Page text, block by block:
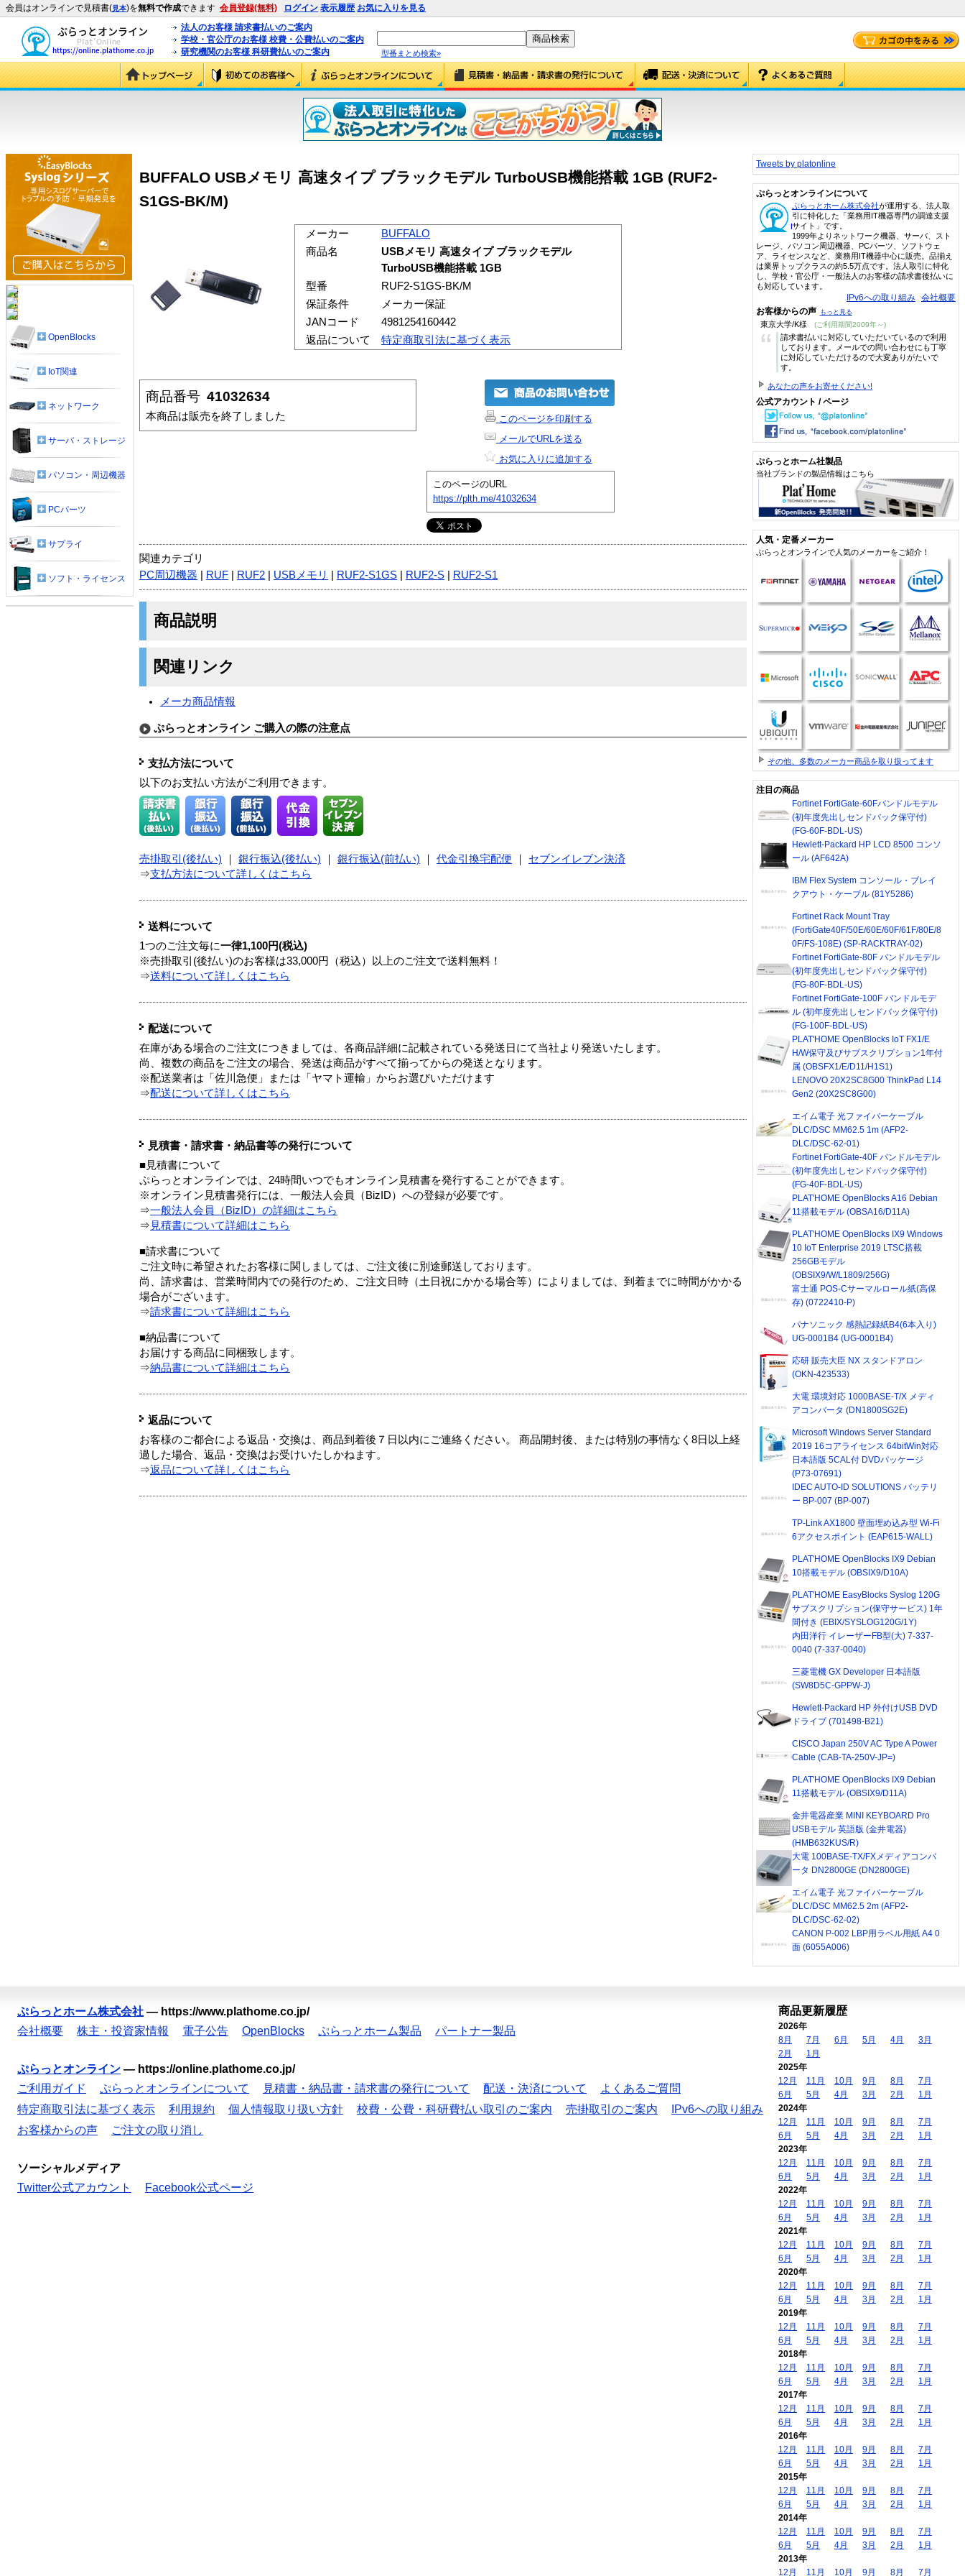
会員はオンラインで見積書(見本)を無料で作成できます 会員登録(無料) ログイン 表示履歴 お気に入りを見る
法人のお客様 請求書払いのご案内
学校・官公庁のお客様 校費・公費払いのご案内
研究機関のお客様 科研費払いのご案内
型番まとめ検索»
BUFFALO USBメモリ 高速タイプ ブラックモデル TurboUSB機能搭載 1GB (RUF2-
S1GS-BK/M)
メーカー
BUFFALO
商品名
USBメモリ 高速タイプ ブラックモデル
TurboUSB機能搭載 1GB
型番
RUF2-S1GS-BK/M
保証条件
メーカー保証
JANコード
4981254160442
返品について
特定商取引法に基づく表示
商品番号 41032634
本商品は販売を終了しました
このページを印刷する
メールでURLを送る
お気に入りに追加する
このページのURL
https://plth.me/41032634
関連カテゴリ
PC周辺機器
RUF RUF2 USBメモリ RUF2-S1GS RUF2-S RUF2-S1
商品説明
関連リンク
メーカ商品情報
ぷらっとオンライン ご購入の際の注意点
支払方法について
以下のお支払い方法がご利用できます。
売掛取引(後払い) 銀行振込(後払い) 銀行振込(前払い) 代金引換宅配便
セブンイレブン決済
⇒支払方法について詳しくはこちら
送料について
1つのご注文毎に一律1,100円(税込)
※売掛取引(後払い)のお客様は33,000円（税込）以上のご注文で送料無料！
⇒送料について詳しくはこちら
配送について
在庫がある場合のご注文につきましては、各商品詳細に記載されている発送日にて当社より発送いたします。
尚、複数の商品をご注文の場合、発送は商品がすべて揃ってからの発送となります。
※配送業者は「佐川急便」または「ヤマト運輸」からお選びいただけます
⇒配送について詳しくはこちら
見積書・請求書・納品書等の発行について
■見積書について
ぷらっとオンラインでは、24時間いつでもオンライン見積書を発行することができます。
※オンライン見積書発行には、一般法人会員（BizID）への登録が必要です。
⇒一般法人会員（BizID）の詳細はこちら
⇒ 見積書について詳細はこちら
■請求書について
ご注文時に希望されたお客様に関しましては、ご注文後に別途郵送しております。
尚、請求書は、営業時間内での発行のため、ご注文日時（土日祝にかかる場合等）によりましては、到着までに時間がかかる
場合がございます。
⇒請求書について詳細はこちら
■納品書について
お届けする商品に同梱致します。
⇒納品書について詳細はこちら
返品について
お客様のご都合による返品・交換は、商品到着後７日以内にご連絡ください。 商品開封後、または特別の事情なく8日以上経
過した場合、返品・交換はお受けいたしかねます。
⇒返品について詳しくはこちら
OpenBlocks
IoT関連
ネットワーク
サーバ・ストレージ
パソコン・周辺機器
PCパーツ
サプライ
ソフト・ライセンス
Tweets by platonline
ぷらっとオンラインについて
ぷらっとホーム株式会社が運用する、法人取
引に特化した「業務用IT機器専門の調達支援
サイト」です。
1999年よりネットワーク機器、サーバ、スト
レージ、パソコン周辺機器、PCパーツ、ソフトウェ
ア、ライセンスなど、業務用IT機器中心に販売。品揃え
は業界トップクラスの約5.5万点です。法人取引に特化
し、学校・官公庁・一般法人のお客様の請求書後払いに
も対応しています。
IPv6への取り組み 会社概要
お客様からの声 もっと見る
東京大学/K様 (ご利用期間2009年～)
“
請求書払いに対応していただいているので利用
しております。メールでの問い合わせにも丁寧
に対応していただけるので大変ありがたいで
す。
あなたの声をお寄せください!
公式アカウント / ページ
ぷらっとホーム社製品
当社ブランドの製品情報はこちら
人気・定番メーカー
ぷらっとオンラインで人気のメーカーをご紹介！
その他、多数のメーカー商品を取り扱ってます
注目の商品
Fortinet FortiGate-60Fバンドルモデル
(初年度先出しセンドバック保守付)
(FG-60F-BDL-US)
Hewlett-Packard HP LCD 8500 コンソ
ール (AF642A)
IBM Flex System コンソール・ブレイ
クアウト・ケーブル (81Y5286)
Fortinet Rack Mount Tray
(FortiGate40F/50E/60E/60F/61F/80E/8
0F/FS-108E) (SP-RACKTRAY-02)
Fortinet FortiGate-80F バンドルモデル
(初年度先出しセンドバック保守付)
(FG-80F-BDL-US)
Fortinet FortiGate-100F バンドルモデ
ル (初年度先出しセンドバック保守付)
(FG-100F-BDL-US)
PLAT'HOME OpenBlocks IoT FX1/E
H/W保守及びサブスクリプション1年付
属 (OBSFX1/E/D11/H1S1)
LENOVO 20X2SC8G00 ThinkPad L14
Gen2 (20X2SC8G00)
エイム電子 光ファイバーケーブル
DLC/DSC MM62.5 1m (AFP2-
DLC/DSC-62-01)
Fortinet FortiGate-40F バンドルモデル
(初年度先出しセンドバック保守付)
(FG-40F-BDL-US)
PLAT'HOME OpenBlocks A16 Debian
11搭載モデル (OBSA16/D11A)
PLAT'HOME OpenBlocks IX9 Windows
10 IoT Enterprise 2019 LTSC搭載
256GBモデル
(OBSIX9/W/L1809/256G)
富士通 POS-Cサーマルロール紙(高保
存) (0722410-P)
パナソニック 感熱記録紙B4(6本入り)
UG-0001B4 (UG-0001B4)
応研 販売大臣 NX スタンドアロン
(OKN-423533)
大電 環境対応 1000BASE-T/X メディ
アコンバータ (DN1800SG2E)
Microsoft Windows Server Standard
2019 16コアライセンス 64bitWin対応
日本語版 5CAL付 DVDパッケージ
(P73-07691)
IDEC AUTO-ID SOLUTIONS バッテリ
ー BP-007 (BP-007)
TP-Link AX1800 壁面埋め込み型 Wi-Fi
6アクセスポイント (EAP615-WALL)
PLAT'HOME OpenBlocks IX9 Debian
10搭載モデル (OBSIX9/D10A)
PLAT'HOME EasyBlocks Syslog 120G
サブスクリプション(保守サービス) 1年
間付き (EBIX/SYSLOG120G/1Y)
内田洋行 イレーザーFB型(大) 7-337-
0040 (7-337-0040)
三菱電機 GX Developer 日本語版
(SW8D5C-GPPW-J)
Hewlett-Packard HP 外付けUSB DVD
ドライブ (701498-B21)
CISCO Japan 250V AC Type A Power
Cable (CAB-TA-250V-JP=)
PLAT'HOME OpenBlocks IX9 Debian
11搭載モデル (OBSIX9/D11A)
金井電器産業 MINI KEYBOARD Pro
USBモデル 英語版 (金井電器)
(HMB632KUS/R)
大電 100BASE-TX/FXメディアコンバ
ータ DN2800GE (DN2800GE)
エイム電子 光ファイバーケーブル
DLC/DSC MM62.5 2m (AFP2-
DLC/DSC-62-02)
CANON P-002 LBP用ラベル用紙 A4 0
面 (6055A006)
ぷらっとホーム株式会社 — https://www.plathome.co.jp/
会社概要
株主・投資家情報 電子公告 OpenBlocks ぷらっとホーム製品 パートナー製品
ぷらっとオンライン — https://online.plathome.co.jp/
ご利用ガイド
ぷらっとオンラインについて 見積書・納品書・請求書の発行について 配送・決済について
よくあるご質問
特定商取引法に基づく表示
利用規約 個人情報取り扱い方針 校費・公費・科研費払い取引のご案内 売掛取引のご案内
IPv6への取り組み
お客様からの声
ご注文の取り消し
ソーシャルメディア
Twitter公式アカウント
Facebook公式ページ
商品更新履歴
2026年
8月
7月 6月 5月 4月
3月
2月
1月
2025年
12月
11月 10月 9月 8月
7月
6月
5月 4月 3月 2月
1月
2024年
12月
11月 10月 9月 8月
7月
6月
5月 4月 3月 2月
1月
2023年
12月
11月 10月 9月 8月
7月
6月
5月 4月 3月 2月
1月
2022年
12月
11月 10月 9月 8月
7月
6月
5月 4月 3月 2月
1月
2021年
12月
11月 10月 9月 8月
7月
6月
5月 4月 3月 2月
1月
2020年
12月
11月 10月 9月 8月
7月
6月
5月 4月 3月 2月
1月
2019年
12月
11月 10月 9月 8月
7月
6月
5月 4月 3月 2月
1月
2018年
12月
11月 10月 9月 8月
7月
6月
5月 4月 3月 2月
1月
2017年
12月
11月 10月 9月 8月
7月
6月
5月 4月 3月 2月
1月
2016年
12月
11月 10月 9月 8月
7月
6月
5月 4月 3月 2月
1月
2015年
12月
11月 10月 9月 8月
7月
6月
5月 4月 3月 2月
1月
2014年
12月
11月 10月 9月 8月
7月
6月
5月 4月 3月 2月
1月
2013年
12月
11月 10月 9月 8月 7月